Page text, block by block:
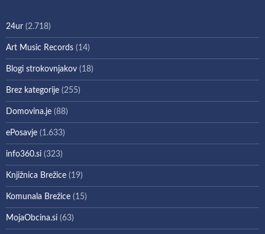
24ur (2.718)
Art Music Records (14)
Blogi strokovnjakov (18)
Brez kategorije (255)
Domovina.je (88)
ePosavje (1.633)
info360.si (323)
Knjižnica Brežice (19)
Komunala Brežice (15)
MojaObcina.si (63)